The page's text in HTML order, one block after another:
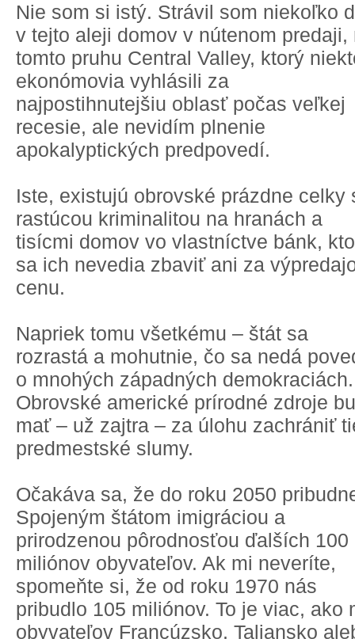
Nie som si istý. Strávil som niekoľko
v tejto aleji domov v nútenom predaji,
tomto pruhu Central Valley, ktorý
ekonómovia vyhlásili za
najpostihnutejšiu oblasť počas veľkej
recesie, ale nevidím plnenie
apokalyptických predpovedí.
Iste, existujú obrovské prázdne celky
rastúcou kriminalitou na hranách a
tisícmi domov vo vlastníctve bánk,
sa ich nevedia zbaviť ani za
cenu.
Napriek tomu všetkému – štát sa
rozrastá a mohutnie, čo sa nedá
o mnohých západných demokraciách.
Obrovské americké prírodné zdroje
mať – už zajtra – za úlohu zachrániť
predmestské slumy.
Očakáva sa, že do roku 2050
Spojeným štátom imigráciou a
prirodzenou pôrodnosťou ďalších 100
miliónov obyvateľov. Ak mi neveríte,
spomeňte si, že od roku 1970 nás
pribudlo 105 miliónov. To je viac, ako
obyvateľov Francúzsko, Taliansko